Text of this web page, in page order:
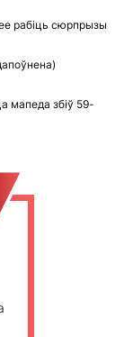
рабіць сюрпрызы
мапеда збіў 59-